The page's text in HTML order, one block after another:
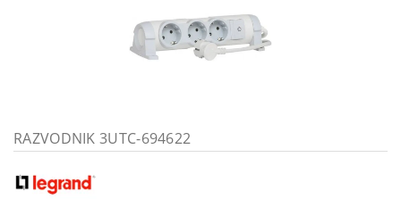
Poslovna
RAZVODNIK 3UTC-694622